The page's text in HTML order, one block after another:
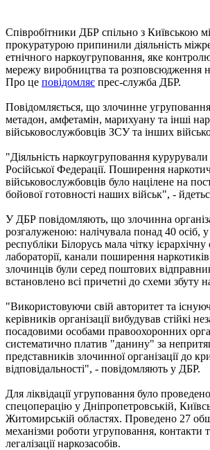
Співробітники ДБР спільно з Київською
прокуратурою припинили діяльність
етнічного наркоугруповання, яке
мережу виробництва та розповсюдження
Про це повідомляє прес-служба ДБР.
Повідомляється, що злочинне
метадон, амфетамін, марихуану та інші
військовослужбовців ЗСУ та інших
"Діяльність наркоугруповання
Російської Федерації. Поширення
військовослужбовців було націлене на
бойової готовності наших військ", -
У ДБР повідомляють, що злочинна
розгалуженою: налічувала понад 40 осіб,
республіки Білорусь мала чітку ієрархічну
лабораторії, канали поширення
злочинців були серед поштових
встановлено всі причетні до схеми збуту
"Використовуючи свій авторитет та
керівників організації вибудував стійкі
посадовими особами правоохоронних
систематично платив "данину" за
представників злочинної організації до
відповідальності", - повідомляють у ДБР.
Для ліквідації угруповання було
спецоперацію у Дніпропетровській,
Житомирській областях. Проведено 27
механізми роботи угруповання, контакти
легалізації наркозасобів.